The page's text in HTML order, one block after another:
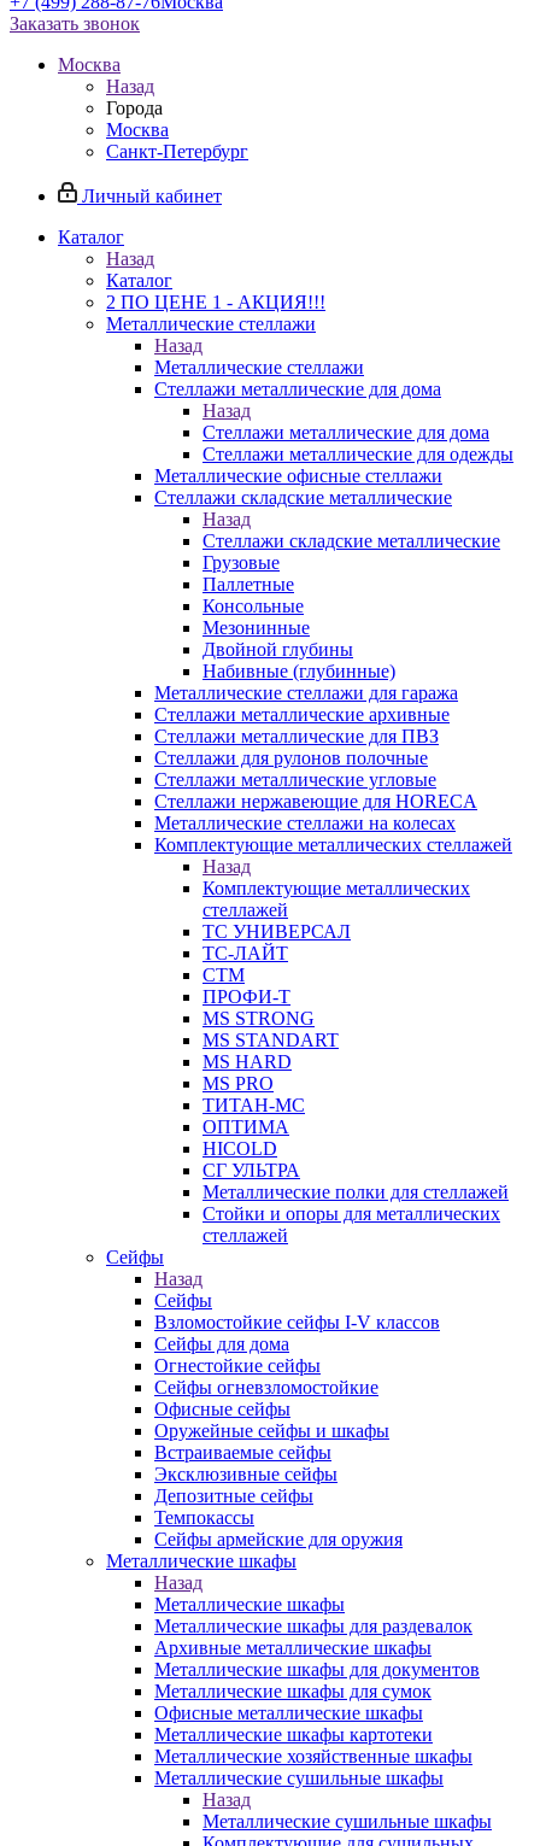
Заказать звонок
Москва
Назад
Города
Москва
Санкт-Петербург
Личный кабинет
Каталог
Назад
Каталог
2 ПО ЦЕНЕ 1 - АКЦИЯ!!!
Металлические стеллажи
Назад
Металлические стеллажи
Стеллажи металлические для дома
Назад
Стеллажи металлические для дома
Стеллажи металлические для одежды
Металлические офисные стеллажи
Стеллажи складские металлические
Назад
Стеллажи складские металлические
Грузовые
Паллетные
Консольные
Мезонинные
Двойной глубины
Набивные (глубинные)
Металлические стеллажи для гаража
Стеллажи металлические архивные
Стеллажи металлические для ПВЗ
Стеллажи для рулонов полочные
Стеллажи металлические угловые
Стеллажи нержавеющие для HORECA
Металлические стеллажи на колесах
Комплектующие металлических стеллажей
Назад
Комплектующие металлических
стеллажей
ТС УНИВЕРСАЛ
ТС-ЛАЙТ
СТМ
ПРОФИ-Т
MS STRONG
MS STANDART
MS HARD
MS PRO
ТИТАН-МС
ОПТИМА
HICOLD
СГ УЛЬТРА
Металлические полки для стеллажей
Стойки и опоры для металлических
стеллажей
Сейфы
Назад
Сейфы
Взломостойкие сейфы I-V классов
Сейфы для дома
Огнестойкие сейфы
Сейфы огневзломостойкие
Офисные сейфы
Оружейные сейфы и шкафы
Встраиваемые сейфы
Эксклюзивные сейфы
Депозитные сейфы
Темпокассы
Сейфы армейские для оружия
Металлические шкафы
Назад
Металлические шкафы
Металлические шкафы для раздевалок
Архивные металлические шкафы
Металлические шкафы для документов
Металлические шкафы для сумок
Офисные металлические шкафы
Металлические шкафы картотеки
Металлические хозяйственные шкафы
Металлические сушильные шкафы
Назад
Металлические сушильные шкафы